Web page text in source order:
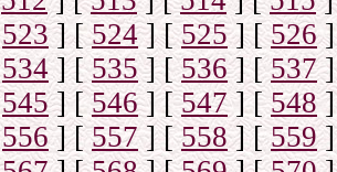
523] [524] [525] [526]
534] [535] [536] [537]
545] [546] [547] [ 548]
556] [557] [558] [559]